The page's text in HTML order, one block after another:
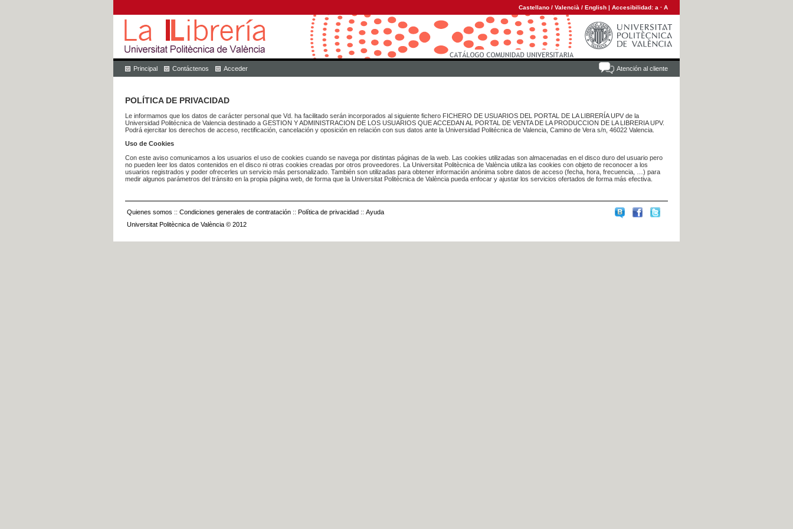
Castellano / Valencià / English | Accesibilidad: a · A
Atención al cliente
Principal Contáctenos Acceder
POLÍTICA DE PRIVACIDAD
Le informamos que los datos de carácter personal que Vd. ha facilitado serán incorporados al siguiente fichero FICHERO DE USUARIOS DEL PORTAL DE LA LIBRERÍA UPV de la
Universidad Politécnica de Valencia destinado a GESTION Y ADMINISTRACION DE LOS USUARIOS QUE ACCEDAN AL PORTAL DE VENTA DE LA PRODUCCION DE LA LIBRERIA UPV.
Podrá ejercitar los derechos de acceso, rectificación, cancelación y oposición en relación con sus datos ante la Universidad Politécnica de Valencia, Camino de Vera s/n, 46022 Valencia.
Uso de Cookies
Con este aviso comunicamos a los usuarios el uso de cookies cuando se navega por distintas páginas de la web. Las cookies utilizadas son almacenadas en el disco duro del usuario pero
no pueden leer los datos contenidos en el disco ni otras cookies creadas por otros proveedores. La Universitat Politècnica de València utiliza las cookies con objeto de reconocer a los
usuarios registrados y poder ofrecerles un servicio más personalizado. También son utilizadas para obtener información anónima sobre datos de acceso (fecha, hora, frecuencia, …) para
medir algunos parámetros del tránsito en la propia página web, de forma que la Universitat Politècnica de València pueda enfocar y ajustar los servicios ofertados de forma más efectiva.
Quienes somos :: Condiciones generales de contratación :: Política de privacidad :: Ayuda
Universitat Politècnica de València © 2012